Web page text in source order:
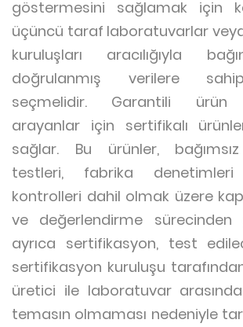
göstermesini sağlamak için
üçüncü taraf laboratuvarlar
kuruluşları aracılığıyla
doğrulanmış verilere
seçmelidir. Garantili ürün
arayanlar için sertifikalı
sağlar. Bu ürünler,
testleri, fabrika denetimleri
kontrolleri dahil olmak üzere
ve değerlendirme sürecinden
ayrıca sertifikasyon, test
sertifikasyon kuruluşu
üretici ile laboratuvar
temasın olmaması nedeniyle